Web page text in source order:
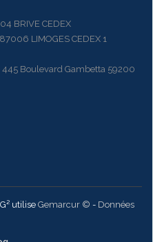
BRIVE CEDEX
LIMOGES CEDEX 1
Boulevard Gambetta 59200
utilise Gemarcur © - Données